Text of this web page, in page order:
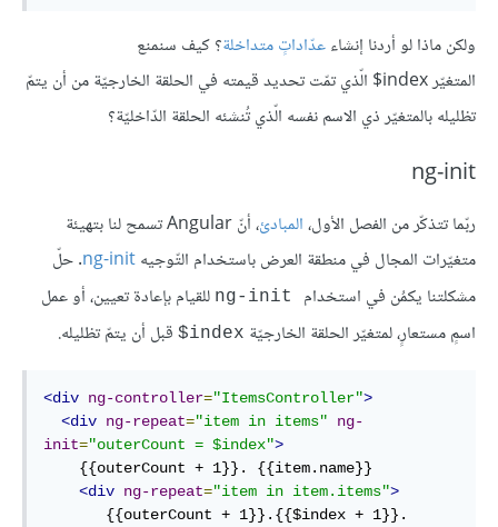
ولكن ماذا لو أردنا إنشاءعدّاداتٍ متداخلة؟ كيف سنمنع
المتغيّر index$ الّذي تمّت تحديد قيمته في الحلقة الخارجيّة من أن يتمّ
تظليله بالمتغيّر ذي الاسم نفسه الّذي تُنشئه الحلقة الدّاخليّة؟
ng-init
ربّما تتذكّر من الفصل الأول،المبادئ
، أنّ Angular تسمح لنا بتهيئة
متغيّرات المجال في منطقة العرض باستخدام التّوجيهng-init. حلّ
مشكلتنا يكمُن في استخدام
للقيام بإعادة تعيين، أو عمل
اسمٍ مستعارٍ، لمتغيّر الحلقة الخارجيّة index$ قبل أن يتمّ تظليله.
<div ng-controller="ItemsController">
<div ng-repeat="item in items"
ng-
init="outerCount = $index">
<div ng-repeat="item in item.items">